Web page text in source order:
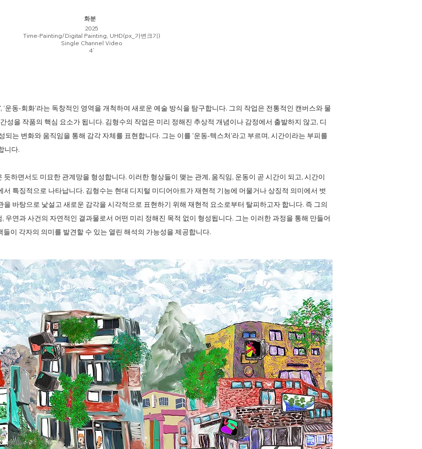
화분
2025
Time-Painting/Digital Painting, UHD(px_가변크기)
Single Channel Video
4’
운동-회화’라는 독창적인 영역을 개척하여 새로운 예술 방식을 탐구합니다. 그의 작업은 전통적인 캔버스와 물
성을 작품의 핵심 요소가 됩니다. 김형수의 작업은 미리 정해진 추상적 개념이나 감정에서 출발하지 않고, 디
되는 변화와 움직임을 통해 감각 자체를 표현합니다. 그는 이를 '운동-텍스처'라고 부르며, 시간이라는 부피를
니다.
하면서도 미묘한 관계망을 형성합니다. 이러한 형상들이 맺는 관계, 움직임, 운동이 곧 시간이 되고, 시간이
특징적으로 나타납니다. 김형수는 현대 디지털 미디어아트가 재현적 기능에 머물거나 상징적 의미에서 벗
바탕으로 낯설고 새로운 감각을 시각적으로 표현하기 위해 재현적 요소로부터 탈피하고자 합니다. 즉 그의
우연과 사건의 자연적인 결과물로서 어떤 미리 정해진 목적 없이 형성됩니다. 그는 이러한 과정을 통해 만들어
이 각자의 의미를 발견할 수 있는 열린 해석의 가능성을 제공합니다.